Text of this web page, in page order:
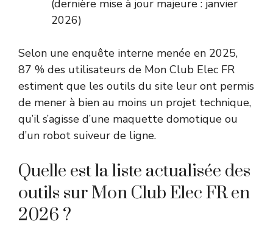
(dernière mise à jour majeure : janvier
2026)
Selon une enquête interne menée en 2025,
87 % des utilisateurs de Mon Club Elec FR
estiment que les outils du site leur ont permis
de mener à bien au moins un projet technique,
qu’il s’agisse d’une maquette domotique ou
d’un robot suiveur de ligne.
Quelle est la liste actualisée des
outils sur Mon Club Elec FR en
2026 ?